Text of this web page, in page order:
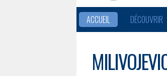
ACCUEIL DÉCOUVRIR